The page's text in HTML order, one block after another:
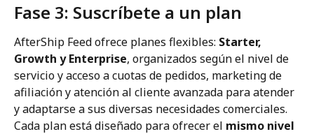
Fase 3: Suscríbete a un plan
AfterShip Feed ofrece planes flexibles: Starter,
Growth y Enterprise, organizados según el nivel de
servicio y acceso a cuotas de pedidos, marketing de
afiliación y atención al cliente avanzada para atender
y adaptarse a sus diversas necesidades comerciales.
Cada plan está diseñado para ofrecer el mismo nivel